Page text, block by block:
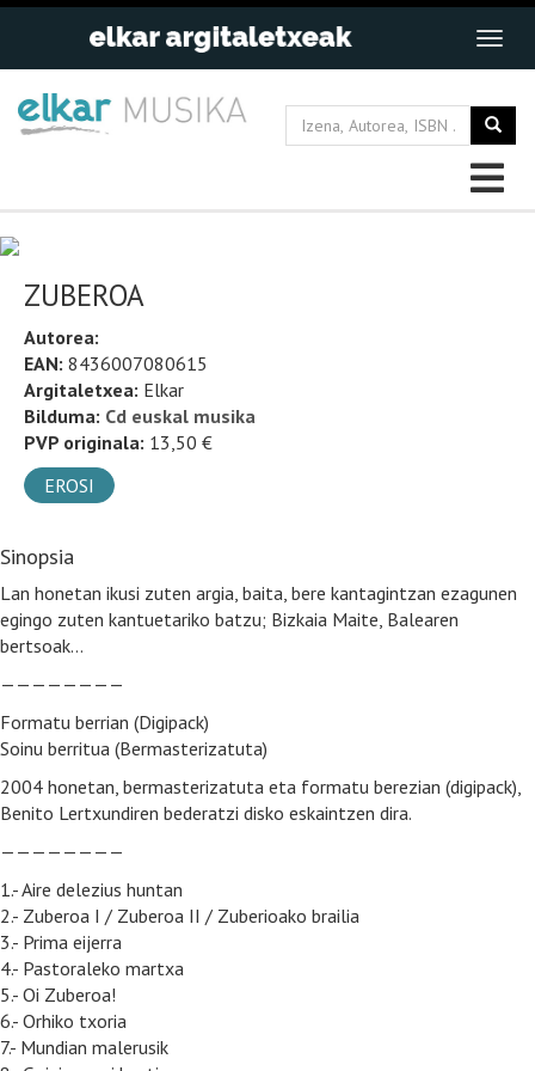
ZUBEROA
Autorea:
EAN: 8436007080615
Argitaletxea: Elkar
Bilduma: Cd euskal musika
PVP originala: 13,50 €
EROSI
Sinopsia
Lan honetan ikusi zuten argia, baita, bere kantagintzan ezagunen
egingo zuten kantuetariko batzu; Bizkaia Maite, Balearen
bertsoak…
————————
Formatu berrian (Digipack)
Soinu berritua (Bermasterizatuta)
2004 honetan, bermasterizatuta eta formatu berezian (digipack),
Benito Lertxundiren bederatzi disko eskaintzen dira.
————————
1.- Aire delezius huntan
2.- Zuberoa I / Zuberoa II / Zuberioako brailia
3.- Prima eijerra
4.- Pastoraleko martxa
5.- Oi Zuberoa!
6.- Orhiko txoria
7.- Mundian malerusik